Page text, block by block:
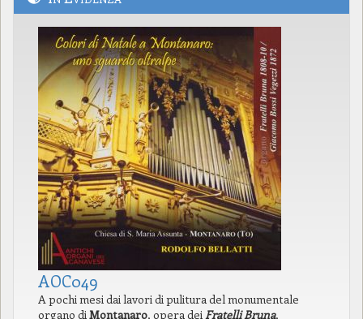
AOC049
A pochi mesi dai lavori di pulitura del monumentale
organo diMontanaro, opera deiFratelli Bruna,